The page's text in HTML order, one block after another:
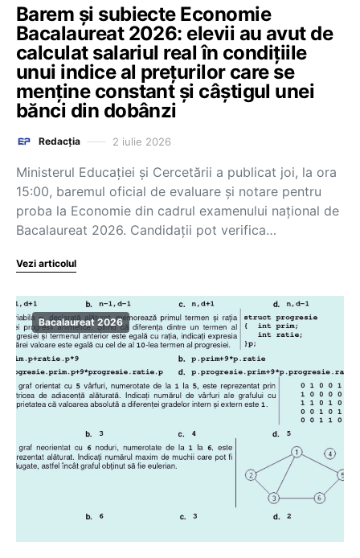
Barem și subiecte Economie
Bacalaureat 2026: elevii au avut de
calculat salariul real în condițiile
unui indice al prețurilor care se
menține constant și câștigul unei
bănci din dobânzi
Redacția 2 iulie 2026
Ministerul Educației și Cercetării a publicat joi, la ora
15:00, baremul oficial de evaluare și notare pentru
proba la Economie din cadrul examenului național de
Bacalaureat 2026. Candidații pot verifica…
Vezi articolul
Bacalaureat 2026